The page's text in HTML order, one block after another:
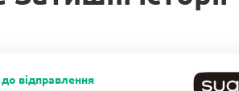
відправлення